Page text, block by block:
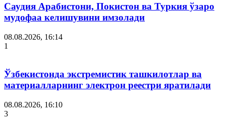
Саудия Арабистони, Покистон ва Туркия ўзаро
мудофаа келишувини имзолади
08.08.2026, 16:14
1
Ўзбекистонда экстремистик ташкилотлар ва
материалларнинг электрон реестри яратилади
08.08.2026, 16:10
3